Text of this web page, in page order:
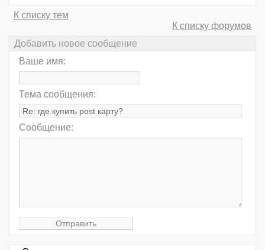
К списку тем
К списку форумов
Добавить новое сообщение
Ваше имя:
Тема сообщения:
Сообщение: